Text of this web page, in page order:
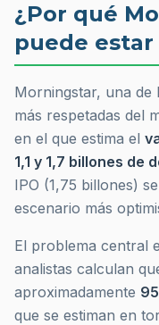
¿Por qué
puede estar
Morningstar, una de
más respetadas del
en el que estima el
1,1 y 1,7 billones de
IPO (1,75 billones)
escenario más
El problema central
analistas calculan
aproximadamente
que se estiman en